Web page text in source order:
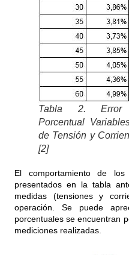
Tabla 2. Error
Porcentual
de Tensión y
[2]
El comportamiento de los
presentados en la tabla
medidas (tensiones y
operación. Se puede
porcentuales se encuentran
mediciones realizadas.